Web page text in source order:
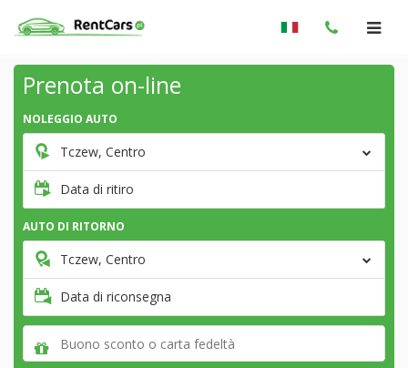
Prenota on-line
NOLEGGIO AUTO
Tczew, Centro
Data di ritiro
AUTO DI RITORNO
Tczew, Centro
Data di riconsegna